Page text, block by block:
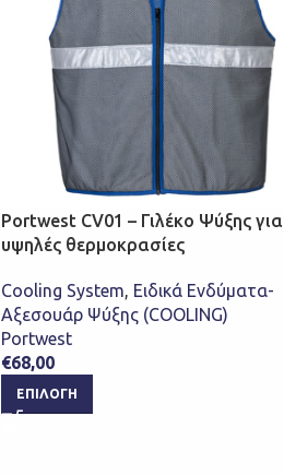
Portwest CV01 – Γιλέκο Ψύξης για
υψηλές θερμοκρασίες
Cooling System, Ειδικά Ενδύματα-
Αξεσουάρ Ψύξης (COOLING)
Portwest
€68,00
ΕΠΙΛΟΓΉ